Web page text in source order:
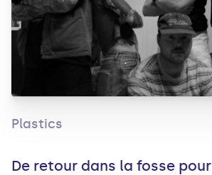
Plastics
De retour dans la fosse